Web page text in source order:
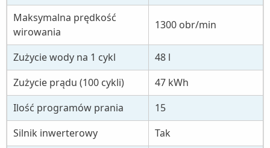
Maksymalna prędkość
wirowania
1300 obr/min
Zużycie wody na 1 cykl
48 l
Zużycie prądu (100 cykli)
47 kWh
Ilość programów prania
15
Silnik inwerterowy
Tak